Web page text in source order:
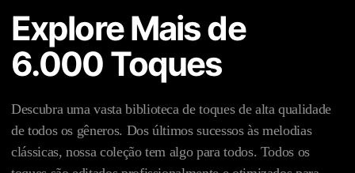
Explore Mais de
6.000 Toques
Descubra uma vasta biblioteca de toques de alta qualidade
de todos os gêneros. Dos últimos sucessos às melodias
clássicas, nossa coleção tem algo para todos. Todos os